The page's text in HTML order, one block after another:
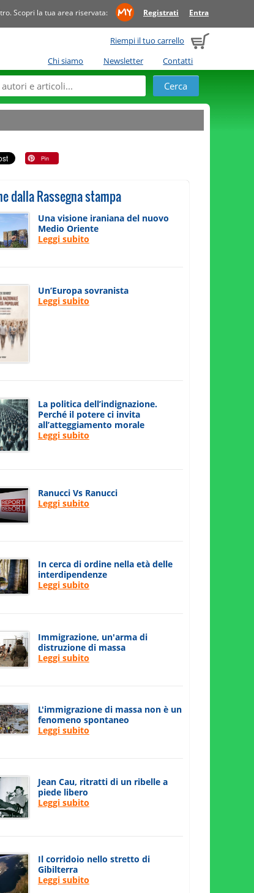
Scopri la tua area riservata: Registrati Entra
Riempi il tuo carrello
Chi siamo
Newsletter Contatti
dalla Rassegna stampa
Una visione iraniana del nuovo
Medio Oriente
Leggi subito
Un’Europa sovranista
Leggi subito
La politica dell’indignazione.
Perché il potere ci invita
all’atteggiamento morale
Leggi subito
Ranucci Vs Ranucci
Leggi subito
In cerca di ordine nella età delle
interdipendenze
Leggi subito
Immigrazione, un'arma di
distruzione di massa
Leggi subito
L'immigrazione di massa non è un
fenomeno spontaneo
Leggi subito
Jean Cau, ritratti di un ribelle a
piede libero
Leggi subito
Il corridoio nello stretto di
Gibilterra
Leggi subito